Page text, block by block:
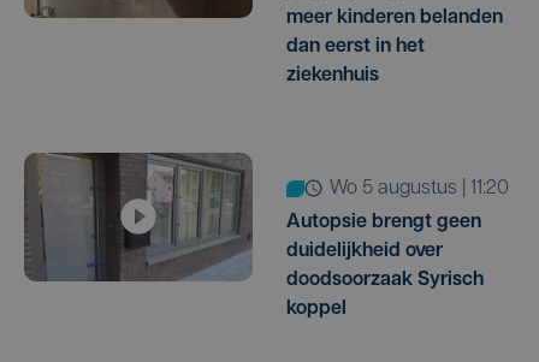
meer kinderen belanden
dan eerst in het
ziekenhuis
wo 5 augustus | 11:20
Autopsie brengt geen
duidelijkheid over
doodsoorzaak Syrisch
koppel